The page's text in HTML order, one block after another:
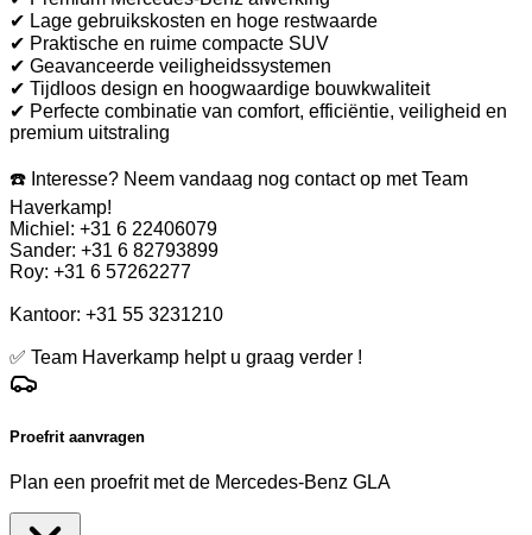
✔ Lage gebruikskosten en hoge restwaarde
✔ Praktische en ruime compacte SUV
✔ Geavanceerde veiligheidssystemen
✔ Tijdloos design en hoogwaardige bouwkwaliteit
✔ Perfecte combinatie van comfort, efficiëntie, veiligheid en
premium uitstraling
☎️ Interesse? Neem vandaag nog contact op met Team
Haverkamp!
Michiel: +31 6 22406079
Sander: +31 6 82793899
Roy: +31 6 57262277
Kantoor: +31 55 3231210
✅ Team Haverkamp helpt u graag verder !
Proefrit aanvragen
Plan een proefrit met de Mercedes-Benz GLA